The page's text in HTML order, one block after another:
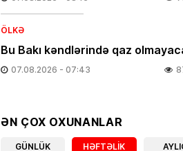
ÖLKƏ
Bu Bakı kəndlərində qaz
07.08.2026 - 07:43
Avqustun 7-si üçün xəbərdarlıq:
insanlar ehtiyatlı olsun
ƏN ÇOX OXUNANLAR
GÜNLÜK HƏFTƏLIK